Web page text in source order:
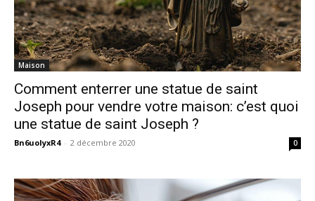
Maison
Comment enterrer une statue de saint
Joseph pour vendre votre maison: c’est quoi
une statue de saint Joseph ?
Bn6uoIyxR4 - 2 décembre 2020 0